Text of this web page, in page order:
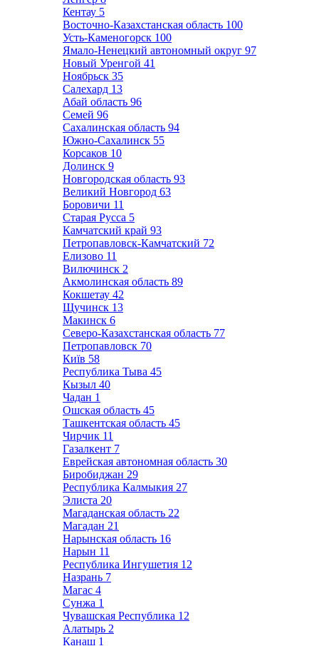
Кентау 5
Восточно-Казахстанская область 100
Усть-Каменогорск 100
Ямало-Ненецкий автономный округ 97
Новый Уренгой 41
Ноябрьск 35
Салехард 13
Абай область 96
Семей 96
Сахалинская область 94
Южно-Сахалинск 55
Корсаков 10
Долинск 9
Новгородская область 93
Великий Новгород 63
Боровичи 11
Старая Русса 5
Камчатский край 93
Петропавловск-Камчатский 72
Елизово 11
Вилючинск 2
Акмолинская область 89
Кокшетау 42
Щучинск 13
Макинск 6
Северо-Казахстанская область 77
Петропавловск 70
Київ 58
Республика Тыва 45
Кызыл 40
Чадан 1
Ошская область 45
Ташкентская область 45
Чирчик 11
Газалкент 7
Еврейская автономная область 30
Биробиджан 29
Республика Калмыкия 27
Элиста 20
Магаданская область 22
Магадан 21
Нарынская область 16
Нарын 11
Республика Ингушетия 12
Назрань 7
Магас 4
Сунжа 1
Чувашская Республика 12
Алатырь 2
Канаш 1